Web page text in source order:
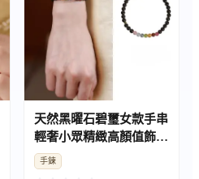
天然黑曜石碧璽女款手串
輕奢小眾精緻高顏值飾品
禮物
手鍊